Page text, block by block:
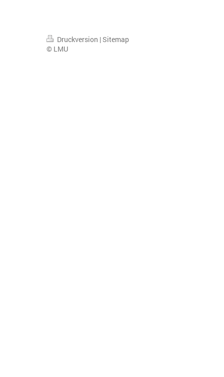
Druckversion |Sitemap
© LMU